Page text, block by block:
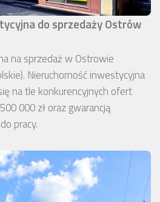
do sprzedaży Ostrów
na sprzedaż w Ostrowie
Nieruchomość inwestycyjna
na tle konkurencyjnych ofert
000 zł oraz gwarancją
pracy.